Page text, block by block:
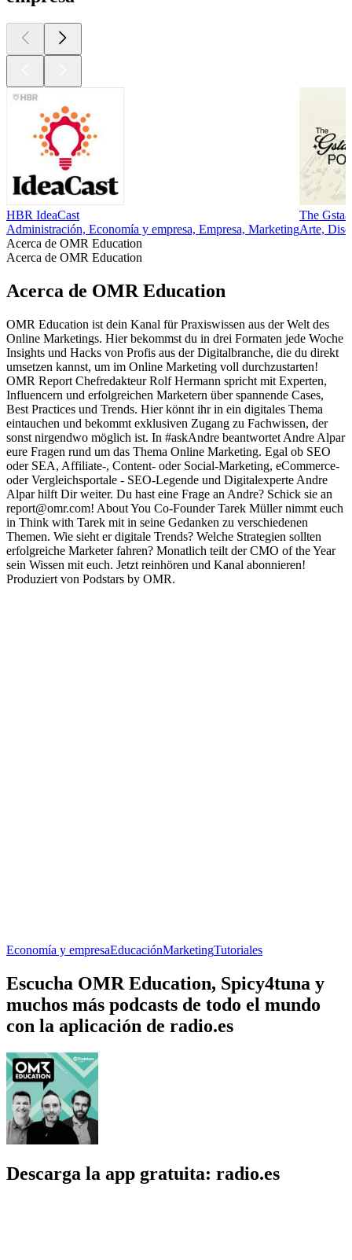
HBR IdeaCast
Administración, Economía y empresa, Empresa, Marketing
The
Arte,
Acerca de OMR Education
Acerca de OMR Education
Acerca de OMR Education
OMR Education ist dein Kanal für Praxiswissen aus der Welt des
Online Marketings. Hier bekommst du in drei Formaten jede Woche
Insights und Hacks von Profis aus der Digitalbranche, die du direkt
umsetzen kannst, um im Online Marketing voll durchzustarten!
OMR Report Chefredakteur Rolf Hermann spricht mit Experten,
Influencern und erfolgreichen Marketern über spannende Cases,
Best Practices und Trends. Hier könnt ihr in ein digitales Thema
eintauchen und bekommt exklusiven Zugang zu Fachwissen, der
sonst nirgendwo möglich ist. In #askAndre beantwortet Andre Alpar
eure Fragen rund um das Thema Online Marketing. Egal ob SEO
oder SEA, Affiliate-, Content- oder Social-Marketing, eCommerce-
oder Vergleichsportale - SEO-Legende und Digitalexperte Andre
Alpar hilft Dir weiter. Du hast eine Frage an Andre? Schick sie an
report@omr.com! About You Co-Founder Tarek Müller nimmt euch
in Think with Tarek mit in seine Gedanken zu verschiedenen
Themen. Wie sieht er digitale Trends? Welche Strategien sollten
erfolgreiche Marketer fahren? Monatlich teilt der CMO of the Year
sein Wissen mit euch. Jetzt reinhören und Kanal abonnieren!
Produziert von Podstars by OMR.
Economía y empresaEducaciónMarketingTutoriales
Escucha OMR Education, Spicy4tuna y
muchos más podcasts de todo el mundo
con la aplicación de radio.es
Descarga la app gratuita: radio.es